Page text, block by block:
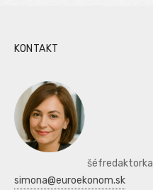
KONTAKT
šéfredaktorka
simona@euroekonom.sk